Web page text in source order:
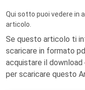
Qui sotto puoi vedere in
articolo.
Se questo articolo ti
scaricare in formato
acquistare il download
per scaricare questo